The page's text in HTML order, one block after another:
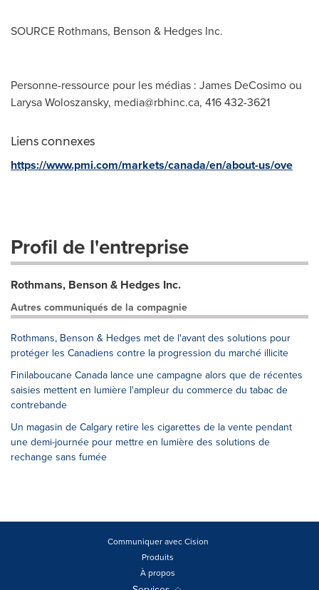
SOURCE Rothmans, Benson & Hedges Inc.
Personne-ressource pour les médias : James DeCosimo ou
Larysa Woloszansky, media@rbhinc.ca, 416 432-3621
Liens connexes
https://www.pmi.com/markets/canada/en/about-us/ove
Profil de l'entreprise
Rothmans, Benson & Hedges Inc.
Autres communiqués de la compagnie
Rothmans, Benson & Hedges met de l'avant des solutions pour
protéger les Canadiens contre la progression du marché illicite
Finilaboucane Canada lance une campagne alors que de récentes
saisies mettent en lumière l'ampleur du commerce du tabac de
contrebande
Un magasin de Calgary retire les cigarettes de la vente pendant
une demi-journée pour mettre en lumière des solutions de
rechange sans fumée
Communiquer avec Cision
Produits
À propos